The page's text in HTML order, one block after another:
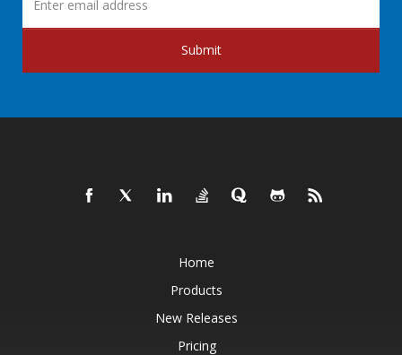
Submit
Home
Products
New Releases
Pricing